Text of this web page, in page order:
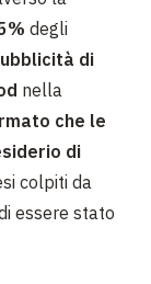
degli
di
nella
che le
di
colpiti da
essere stato